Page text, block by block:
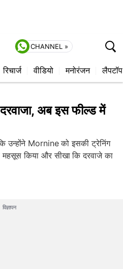
CHANNEL »
रिचार्ज वीडियो मनोरंजन लैपटॉप
अब इस फील्ड में
उन्होंने Mornine को इसकी ट्रेनिंग
महसूस किया और सीखा कि दरवाजे का
विज्ञापन